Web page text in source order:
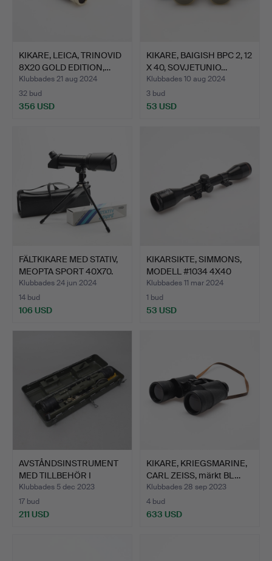
KIKARE, LEICA, TRINOVID
8X20 GOLD EDITION,…
Klubbades 21 aug 2024
32 bud
356 USD
KIKARE, BAIGISH BPC 2, 12
X 40, SOVJETUNIO…
Klubbades 10 aug 2024
3 bud
53 USD
FÄLTKIKARE MED STATIV,
MEOPTA SPORT 40X70.
Klubbades 24 jun 2024
14 bud
106 USD
KIKARSIKTE, SIMMONS,
MODELL #1034 4X40
WID…
Klubbades 11 mar 2024
1 bud
53 USD
AVSTÅNDSINSTRUMENT
MED TILLBEHÖR I
ETUIE/R…
Klubbades 5 dec 2023
17 bud
211 USD
KIKARE, KRIEGSMARINE,
CARL ZEISS, märkt BL…
Klubbades 28 sep 2023
4 bud
633 USD